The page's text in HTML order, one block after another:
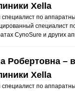
Xella
по
специалист
CynoSure и других
Робертовна –
Xella
по